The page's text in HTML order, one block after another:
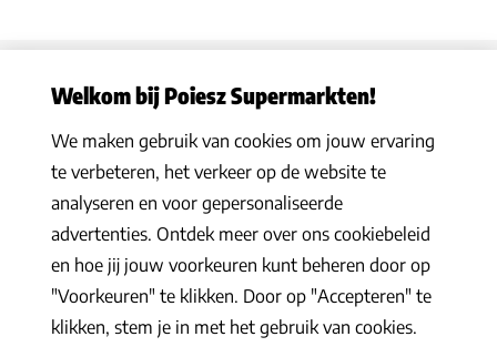
Privacy statement|Algemene voorwaarden |Hoe werkt het |
Veelgestelde vragen|Cookies
© 2026 Poiesz Supermarkten B.V. Alle rechten voorbehouden
Welkom bij Poiesz Supermarkten!
We maken gebruik van cookies om jouw ervaring
te verbeteren, het verkeer op de website te
analyseren en voor gepersonaliseerde
advertenties. Ontdek meer over ons cookiebeleid
en hoe jij jouw voorkeuren kunt beheren door op
"Voorkeuren" te klikken. Door op "Accepteren" te
klikken, stem je in met het gebruik van cookies.